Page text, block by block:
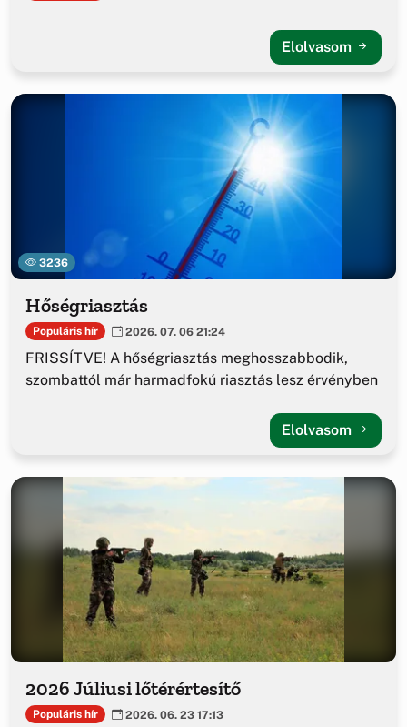
Elolvasom
3236
Hőségriasztás
Populáris hír 2026. 07. 06 21:24
FRISSÍTVE! A hőségriasztás meghosszabbodik,
szombattól már harmadfokú riasztás lesz érvényben
Elolvasom
2026 Júliusi lőtérértesítő
Populáris hír 2026. 06. 23 17:13